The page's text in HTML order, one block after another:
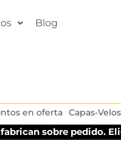
Blog
en oferta Capas-
sobre pedido.